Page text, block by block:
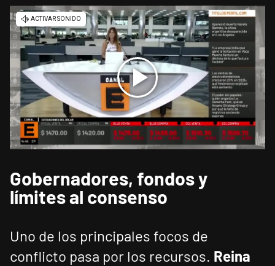
Gobernadores, fondos y
límites al consenso
Uno de los principales focos de
conflicto pasa por los recursos. Reina